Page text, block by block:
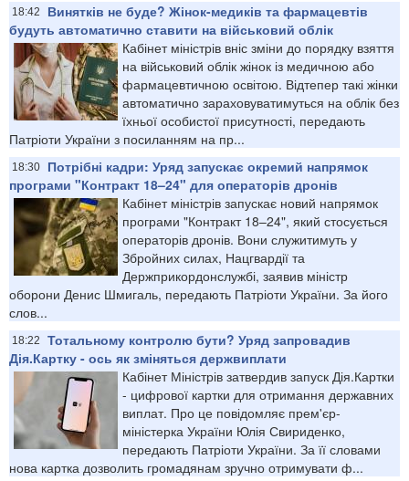
18:42
Винятків не буде? Жінок-медиків та фармацевтів
будуть автоматично ставити на військовий облік
Кабінет міністрів вніс зміни до порядку взяття
на військовий облік жінок із медичною або
фармацевтичною освітою. Відтепер такі жінки
автоматично зараховуватимуться на облік без
їхньої особистої присутності, передають
Патріоти України з посиланням на пр...
18:30
Потрібні кадри: Уряд запускає окремий напрямок
програми "Контракт 18–24" для операторів дронів
Кабінет міністрів запускає новий напрямок
програми "Контракт 18–24", який стосується
операторів дронів. Вони служитимуть у
Збройних силах, Нацгвардії та
Держприкордонслужбі, заявив міністр
оборони Денис Шмигаль, передають Патріоти України. За його
слов...
18:22
Тотальному контролю бути? Уряд запровадив
Дія.Картку - ось як зміняться держвиплати
Кабінет Міністрів затвердив запуск Дія.Картки
- цифрової картки для отримання державних
виплат. Про це повідомляє прем'єр-
міністерка України Юлія Свириденко,
передають Патріоти України. За її словами
нова картка дозволить громадянам зручно отримувати ф...